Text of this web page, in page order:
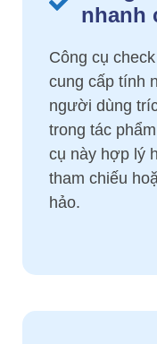
nhanh
Công cụ
cung cấp tính
người dùng
trong tác
cụ này hợp lý
tham chiếu
hảo.